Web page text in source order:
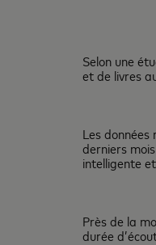
Selon une
et de livres
Les
derniers
intelligente
Près de la
durée